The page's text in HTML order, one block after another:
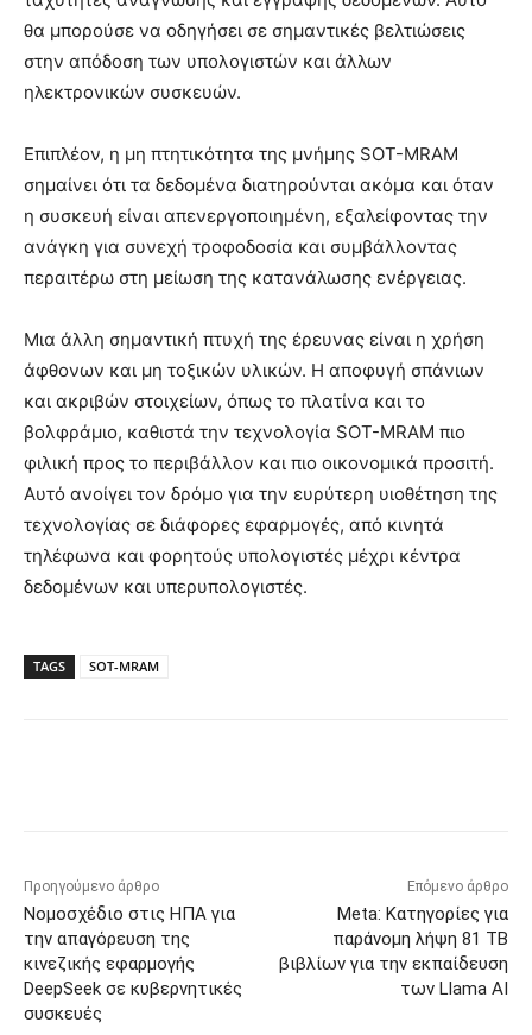
θα μπορούσε να οδηγήσει σε σημαντικές βελτιώσεις
στην απόδοση των υπολογιστών και άλλων
ηλεκτρονικών συσκευών.
Επιπλέον, η μη πτητικότητα της μνήμης SOT-MRAM
σημαίνει ότι τα δεδομένα διατηρούνται ακόμα και όταν
η συσκευή είναι απενεργοποιημένη, εξαλείφοντας την
ανάγκη για συνεχή τροφοδοσία και συμβάλλοντας
περαιτέρω στη μείωση της κατανάλωσης ενέργειας.
Μια άλλη σημαντική πτυχή της έρευνας είναι η χρήση
άφθονων και μη τοξικών υλικών. Η αποφυγή σπάνιων
και ακριβών στοιχείων, όπως το πλατίνα και το
βολφράμιο, καθιστά την τεχνολογία SOT-MRAM πιο
φιλική προς το περιβάλλον και πιο οικονομικά προσιτή.
Αυτό ανοίγει τον δρόμο για την ευρύτερη υιοθέτηση της
τεχνολογίας σε διάφορες εφαρμογές, από κινητά
τηλέφωνα και φορητούς υπολογιστές μέχρι κέντρα
δεδομένων και υπερυπολογιστές.
TAGS SOT-MRAM
Προηγούμενο άρθρο
Νομοσχέδιο στις ΗΠΑ για
την απαγόρευση της
κινεζικής εφαρμογής
DeepSeek σε κυβερνητικές
συσκευές
Επόμενο άρθρο
Meta: Κατηγορίες για
παράνομη λήψη 81 TB
βιβλίων για την εκπαίδευση
των Llama AI